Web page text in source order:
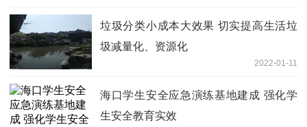
垃圾分类小成本大效果 切实提高生活垃
圾减量化、资源化
2022-01-11
海口学生安全应急演练基地建成 强化学
生安全教育实效